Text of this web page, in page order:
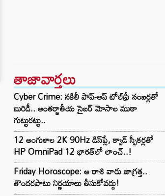
తాజావార్తలు
Cyber Crime: నకిలీ పాప్-అప్ టోల్‌ఫ్రీ నంబర్లతో
బురిడీ.. అంతర్జాతీయ సైబర్ మోసాల ముఠా
గుట్టురట్టు..
12 అంగుళాల 2K 90Hz డిస్‌ప్లే, క్వాడ్ స్పీకర్లతో
HP OmniPad 12 భారత్‌లో లాంచ్..!
Friday Horoscope: ఆ రాశి వారు జాగ్రత్త..
తొందరపాటు నిర్ణయాలు తీసుకోవద్దు!